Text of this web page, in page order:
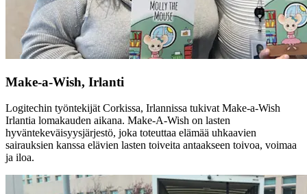
Make-a-Wish, Irlanti
Logitechin työntekijät Corkissa, Irlannissa tukivat Make-a-Wish
Irlantia lomakauden aikana. Make-A-Wish on lasten
hyväntekeväisyysjärjestö, joka toteuttaa elämää uhkaavien
sairauksien kanssa elävien lasten toiveita antaakseen toivoa, voimaa
ja iloa.